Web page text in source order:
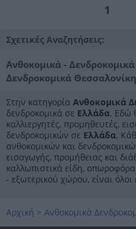
1
Σχετικές Αναζητήσεις:
Ανθοκομικά -
Δενδροκομικά Θεσσαλονίκη
Στην κατηγορία Ανθοκομικά
δενδροκομικά σε Ελλάδα. Εδώ
καλλιεργητές, προμηθευτές,
δενδροκομικών σε Ελλάδα.
ανθοκομικών και
εισαγωγής, προμήθειας και
καλλωπιστικά είδη,
- εξωτερικού χώρου, είναι όλοι
Αρχική > Ανθοκομικά